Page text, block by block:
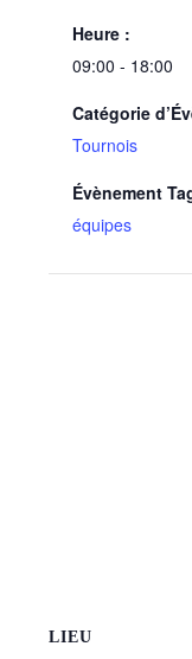
Heure :
09:00 - 18:00
Catégorie
Tournois
Évènement
équipes
LIEU